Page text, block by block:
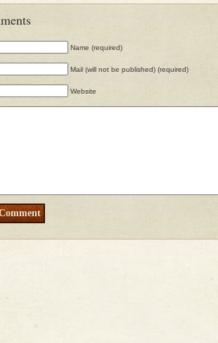
Name (required)
Mail (will not be published) (required)
Website